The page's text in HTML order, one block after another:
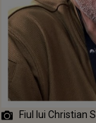
Fiul lui Christian